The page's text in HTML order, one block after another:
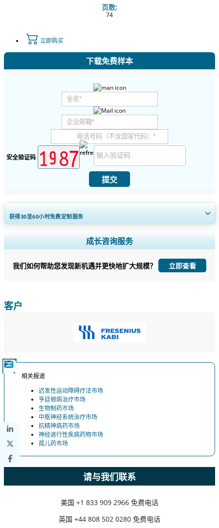
页数:
74
立即购买
下载免费样本
安全验证码
提交
获得30至60小时免费定制服务
扩大区域和国家覆盖范围， 细分市场分析， 公司简介， 竞争基准分析，
以及最终用户洞察。
立即定制
成长咨询服务
我们如何帮助您发现新机遇并更快地扩大规模？ 立即查看
客户
相关报道
迟发性运动障碍疗法市场
亨廷顿病治疗市场
生物制药市场
中枢神经系统治疗市场
抗精神病药市场
神经退行性疾病药物市场
孤儿药市场
请与我们联系
美国 +1 833 909 2966 免费电话
英国 +44 808 502 0280 免费电话